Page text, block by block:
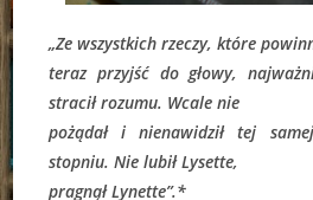
„Ze wszystkich rzeczy, które
teraz przyjść do głowy,
stracił rozumu. Wcale nie
pożądał i nienawidził tej
stopniu. Nie lubił Lysette,
pragnął Lynette”.*